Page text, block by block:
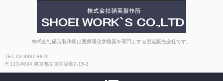
株式会社硝英製作所
株式会社硝英製作所は医療理化学機器を専門とする製造販売会社です。
TEL.03-3831-8876
〒113-0034 東京都文京区湯島2-15-3